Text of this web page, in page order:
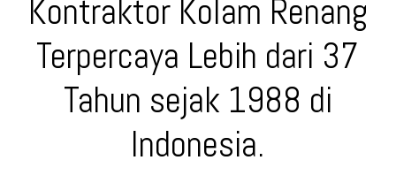
Kontraktor Kolam Renang
Terpercaya Lebih dari 37
Tahun sejak 1988 di
Indonesia.